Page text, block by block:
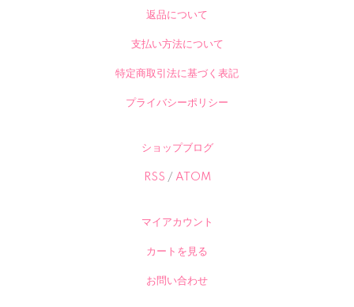
返品について
支払い方法について
特定商取引法に基づく表記
プライバシーポリシー
ショップブログ
RSS / ATOM
マイアカウント
カートを見る
お問い合わせ